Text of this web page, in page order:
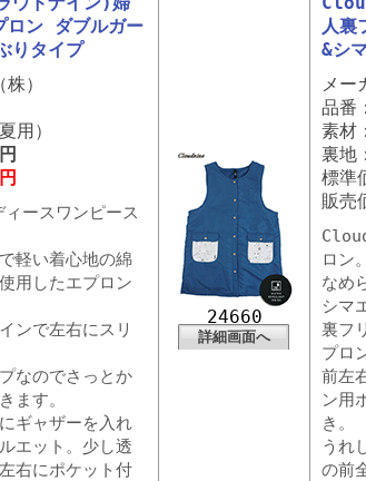
ロン ダブルガー
りタイプ
）
用）
ースワンピース
軽い着心地の綿
用したエプロン
ンで左右にスリ
なのでさっとか
ます。
ギャザーを入れ
エット。少し透
右にポケット付
24660
詳細画面へ
人裏
&シ
メー
品番
素材
裏地
標準
販売
ロン。
なめ
シマ
裏フ
プロ
前左
ン用
き。
うれ
の前